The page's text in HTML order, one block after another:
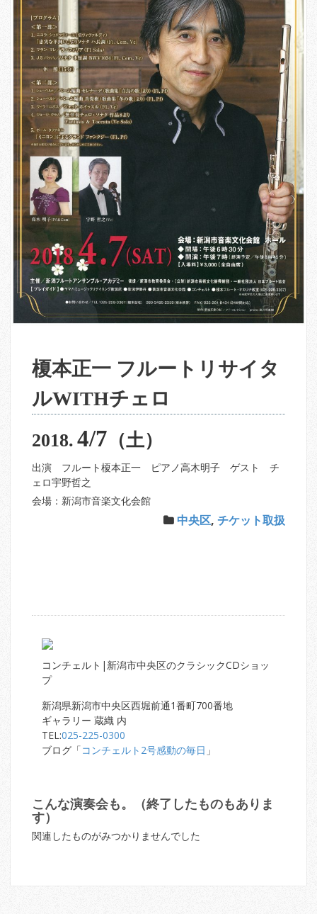
榎本正一 フルートリサイタ
ルWITHチェロ
2018. 4/7 （土）
出演 フルート榎本正一 ピアノ高木明子 ゲスト チ
ェロ宇野哲之
会場：新潟市音楽文化会館
中央区, チケット取扱
コンチェルト|新潟市中央区のクラシックCDショッ
プ
新潟県新潟市中央区西堀前通1番町700番地
ギャラリー 蔵織 内
TEL:025-225-0300
ブログ「コンチェルト2号感動の毎日 」
こんな演奏会も。（終了したものもありま
す）
関連したものがみつかりませんでした